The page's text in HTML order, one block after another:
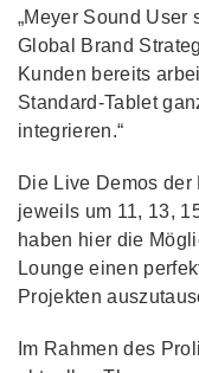
„Meyer Sound User
Global Brand
Kunden bereits
Standard-Tablet
integrieren.“
Die Live Demos
jeweils um 11, 13,
haben hier die
Lounge einen
Projekten
Im Rahmen des